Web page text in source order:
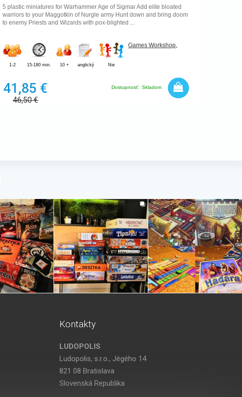
5 plastic miniatures for Warhammer Age of Sigmar Add elite bloated
warriors to your Maggotkin of Nurgle army Hunt down and bring doom
to enemy Priests and Wizards with pox-blighted ...
1-2 15-180 min. 10 + anglický Nie
Games Workshop,
41,85 €
46,50€
Dostupnosť: Skladom
Kontakty
LUDOPOLIS
Ludopolis, s.r.o., Jégého 14
821 08 Bratislava
Slovenská Republika